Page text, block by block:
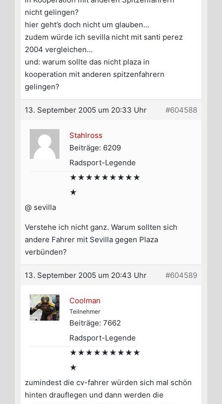
nicht gelingen?
hier geht’s doch nicht um glauben…
zudem würde ich sevilla nicht mit santi perez
2004 vergleichen…
und: warum sollte das nicht plaza in
kooperation mit anderen spitzenfahrern
gelingen?
13. September 2005 um 20:33 Uhr #604588
Stahlross
Beiträge: 6209
Radsport-Legende
★★★★★★★★★
★
@ sevilla
Verstehe ich nicht ganz. Warum sollten sich
andere Fahrer mit Sevilla gegen Plaza
verbünden?
13. September 2005 um 20:43 Uhr #604589
Coolman
Teilnehmer
Beiträge: 7662
Radsport-Legende
★★★★★★★★★
★
zumindest die cv-fahrer würden sich mal schön
hinten drauflegen und dann werden die